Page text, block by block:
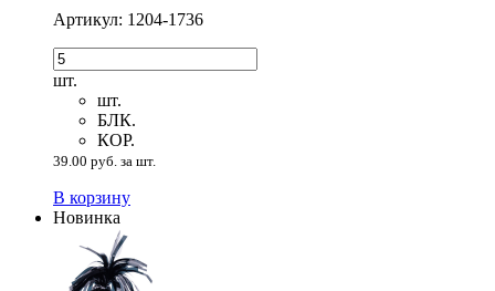
Артикул: 1204-1736
шт.
шт.
БЛК.
КОР.
39.00 руб. за шт.
В корзину
Новинка